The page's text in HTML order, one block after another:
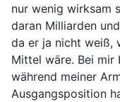
nur wenig wirksam
daran Milliarden
da er ja nicht weiß,
Mittel wäre. Bei mir
während meiner
Ausgangsposition